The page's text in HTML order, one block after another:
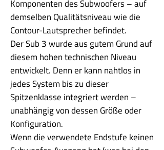
Komponenten des Subwoofers – auf
demselben Qualitätsniveau wie die
Contour-Lautsprecher befindet.
Der Sub 3 wurde aus gutem Grund auf
diesem hohen technischen Niveau
entwickelt. Denn er kann nahtlos in
jedes System bis zu dieser
Spitzenklasse integriert werden –
unabhängig von dessen Größe oder
Konfiguration.
Wenn die verwendete Endstufe keinen